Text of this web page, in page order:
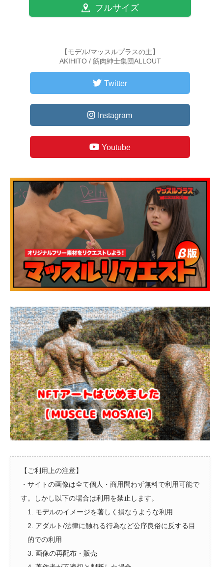
フルサイズ
【モデル/マッスルプラスの主】
AKIHITO / 筋肉紳士集団ALLOUT
Twitter
Instagram
Youtube
【ご利用上の注意】
・サイトの画像は全て個人・商用問わず無料で利用可能で
す。しかし以下の場合は利用を禁止します。
1. モデルのイメージを著しく損なうような利用
2. アダルト/法律に触れる行為など公序良俗に反する目
的での利用
3. 画像の再配布・販売